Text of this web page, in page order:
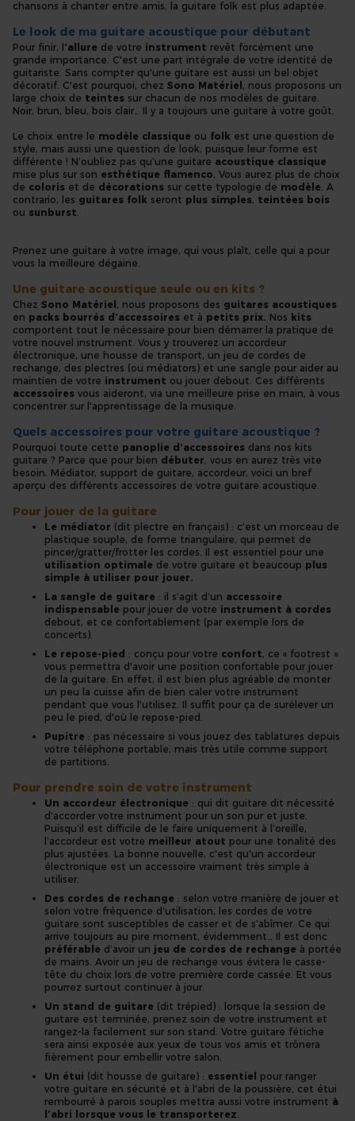
chansons à chanter entre amis, la guitare folk est plus adaptée.
Le look de ma guitare acoustique pour débutant
Pour finir, l ’allure de votre instrument revêt forcément une
grande importance. C'est une part intégrale de votre identité de
guitariste. Sans compter qu'une guitare est aussi un bel objet
décoratif. C'est pourquoi, chez Sono Matériel , nous proposons un
large choix de teintes sur chacun de nos modèles de guitare.
Noir, brun, bleu, bois clair… Il y a toujours une guitare à votre goût.
Le choix entre le modèle classique ou folk est une question de
style, mais aussi une question de look, puisque leur forme est
différente ! N’oubliez pas qu’une guitare acoustique classique
mise plus sur son esthétique flamenco. Vous aurez plus de choix
de coloris et de décorations sur cette typologie de modèle. A
contrario, les guitares folk seront plus simples, teintées bois
ou sunburst.
Prenez une guitare à votre image, qui vous plaît, celle qui a pour
vous la meilleure dégaine.
Une guitare acoustique seule ou en kits ?
Chez Sono Matériel , nous proposons des guitares acoustiques
en packs bourrés d’accessoires et à petits prix. Nos kits
comportent tout le nécessaire pour bien démarrer la pratique de
votre nouvel instrument. Vous y trouverez un accordeur
électronique, une housse de transport, un jeu de cordes de
rechange, des plectres (ou médiators) et une sangle pour aider au
maintien de votre instrument ou jouer debout. Ces différents
accessoires vous aideront, via une meilleure prise en main, à vous
concentrer sur l'apprentissage de la musique.
Quels accessoires pour votre guitare acoustique ?
Pourquoi toute cette panoplie d’accessoires dans nos kits
guitare ? Parce que pour bien débuter, vous en aurez très vite
besoin. Médiator, support de guitare, accordeur, voici un bref
aperçu des différents accessoires de votre guitare acoustique.
Pour jouer de la guitare
Le médiator (dit plectre en français) : c’est un morceau de
plastique souple, de forme triangulaire, qui permet de
pincer/gratter/frotter les cordes. Il est essentiel pour une
utilisation optimale de votre guitare et beaucoup plus
simple à utiliser pour jouer.
La sangle de guitare : il s’agit d’un accessoire
indispensable pour jouer de votre instrument à cordes
debout, et ce confortablement (par exemple lors de
concerts).
Le repose-pied : conçu pour votre confort, ce « footrest »
vous permettra d'avoir une position confortable pour jouer
de la guitare. En effet, il est bien plus agréable de monter
un peu la cuisse afin de bien caler votre instrument
pendant que vous l'utilisez. Il suffit pour ça de surélever un
peu le pied, d'où le repose-pied.
Pupitre : pas nécessaire si vous jouez des tablatures depuis
votre téléphone portable, mais très utile comme support
de partitions.
Pour prendre soin de votre instrument
Un accordeur électronique : qui dit guitare dit nécessité
d’accorder votre instrument pour un son pur et juste.
Puisqu’il est difficile de le faire uniquement à l’oreille,
l’accordeur est votre meilleur atout pour une tonalité des
plus ajustées. La bonne nouvelle, c'est qu'un accordeur
électronique est un accessoire vraiment très simple à
utiliser.
Des cordes de rechange : selon votre manière de jouer et
selon votre fréquence d’utilisation, les cordes de votre
guitare sont susceptibles de casser et de s’abîmer. Ce qui
arrive toujours au pire moment, évidemment… Il est donc
préférable d’avoir un jeu de cordes de rechange à portée
de mains. Avoir un jeu de rechange vous évitera le casse-
tête du choix lors de votre première corde cassée. Et vous
pourrez surtout continuer à jour.
Un stand de guitare (dit trépied) : lorsque la session de
guitare est terminée, prenez soin de votre instrument et
rangez-la facilement sur son stand. Votre guitare fétiche
sera ainsi exposée aux yeux de tous vos amis et trônera
fièrement pour embellir votre salon.
Un étui (dit housse de guitare) : essentiel pour ranger
votre guitare en sécurité et à l'abri de la poussière, cet étui
rembourré à parois souples mettra aussi votre instrument à
l’abri lorsque vous le transporterez.